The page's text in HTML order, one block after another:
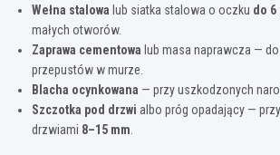
Wełna stalowa lub siatka stalowa o oczku do 6
małych otworów.
Zaprawa cementowa lub masa naprawcza —
przepustów w murze.
Blacha ocynkowana — przy uszkodzonych
Szczotka pod drzwi albo próg opadający —
drzwiami 8–15 mm